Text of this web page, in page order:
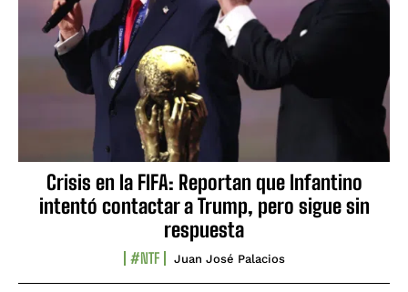
Crisis en la FIFA: Reportan que Infantino
intentó contactar a Trump, pero sigue sin
respuesta
#NTF Juan José Palacios